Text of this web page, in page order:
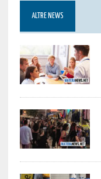
ALTRE NEWS